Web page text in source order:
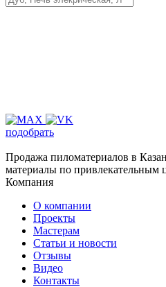
подобрать
Продажа пиломатериалов в
материалы по привлекательным
Компания
О компании
Проекты
Мастерам
Статьи и новости
Отзывы
Видео
Контакты